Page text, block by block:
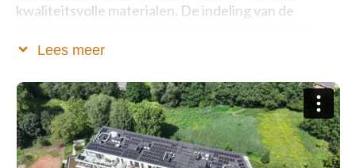
kwaliteitsvolle materialen. De indeling van de
garandeert een intens wooncomfort. Flats
terras en zijn bijzonder energiezuinig door de
aanwezigheid van een individuele warmtepomp en
zonnepanelen. Voor bewoners, bezoekers en
dienstverleners is er voldoende gratis parking
Lees meer